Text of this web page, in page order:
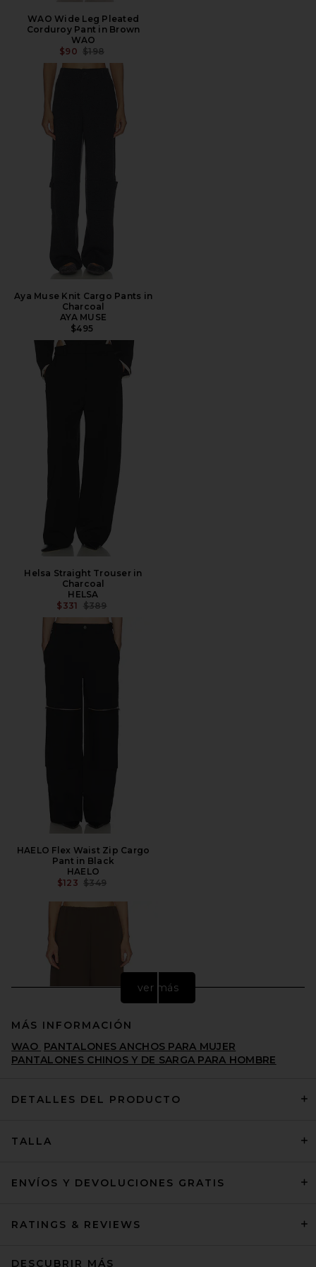
WAO Wide Leg Pleated
Corduroy Pant in Brown
WAO
$90 PRECIO ANTERIOR:
$198
Aya Muse Knit Cargo Pants in
Charcoal
AYA MUSE
$495
Helsa Straight Trouser in
Charcoal
HELSA
$331 PRECIO ANTERIOR:
$389
HAELO Flex Waist Zip Cargo
Pant in Black
HAELO
$123 PRECIO ANTERIOR:
$349
ver más
MÁS INFORMACIÓN
WAO PANTALONES ANCHOS PARA MUJER
PANTALONES CHINOS Y DE SARGA PARA HOMBRE
DETALLES DEL PRODUCTO
TALLA
ENVÍOS Y DEVOLUCIONES GRATIS
RATINGS & REVIEWS
DESCUBRIR MÁS